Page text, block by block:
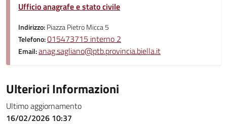
Ufficio anagrafe e stato civile
Indirizzo:Piazza Pietro Micca 5
Telefono:015473715 interno 2
Email:anag.sagliano@ptb.provincia.biella.it
Ulteriori Informazioni
Ultimo aggiornamento
16/02/2026 10:37